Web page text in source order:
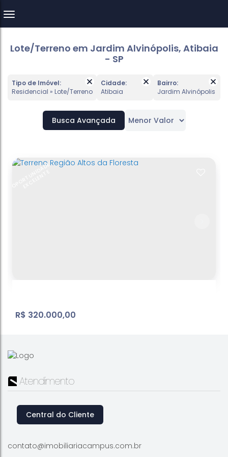
Lote/Terreno em Jardim Alvinópolis, Atibaia
- SP
Tipo de Imóvel:
Residencial » Lote/Terreno
Cidade:
Atibaia
Bairro:
Jardim Alvinópolis
Busca Avançada
O
P
O
R
T
D
A
D
E
-
E
X
C
E
L
E
T
L
O
C
A
LI
Z
A
Ç
Ã
Terreno Região Altos da Floresta
R$ 320.000,00
Jardim Alvinópolis ,Atibaia,São Paulo
Atendimento
Central do Cliente
contato@imobiliariacampus.com.br